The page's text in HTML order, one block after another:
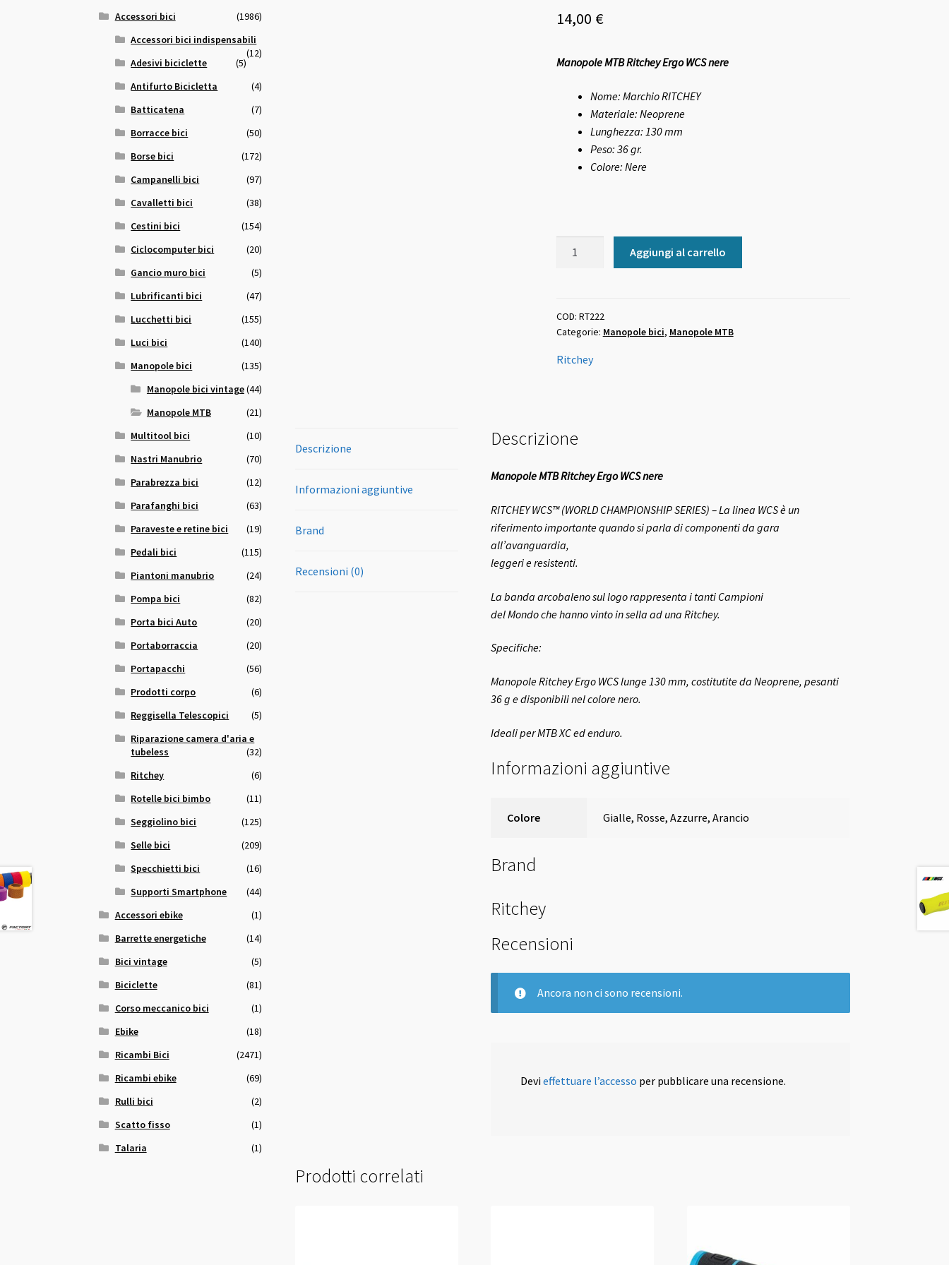
14,00 €
Manopole MTB Ritchey Ergo WCS nere
Nome: MarchioRITCHEY
Materiale: Neoprene
Lunghezza: 130 mm
Peso: 36 gr.
Colore: Nere
WCS
nere
Aggiungi al carrello
COD: RT222
Categorie: Manopole bici, Manopole MTB
Ritchey
Descrizione
Informazioni aggiuntive
Brand
Recensioni (0)
Descrizione
Manopole MTB Ritchey Ergo WCS nere
RITCHEY WCS™ (WORLD CHAMPIONSHIP SERIES) – La linea WCS è un
riferimento importante quando si parla di componenti da gara
all’avanguardia,
leggeri e resistenti.
La banda arcobaleno sul logo rappresenta i tanti Campioni
del Mondo che hanno vinto in sella ad una Ritchey.
Specifiche:
Manopole Ritchey Ergo WCS lunge 130 mm, costitutite da Neoprene, pesanti
36 g e disponibili nel colore nero.
Ideali per MTB XC ed enduro.
Informazioni aggiuntive
Colore Gialle, Rosse, Azzurre, Arancio
Brand
Ritchey
Recensioni
Ancora non ci sono recensioni.
Devieffettuare l’accesso per pubblicare una recensione.
Prodotti correlati
Accessori bici
(1986)
Accessori bici indispensabili
(12)
Adesivi biciclette
(5)
Antifurto Bicicletta
(4)
Batticatena
(7)
Borracce bici
(50)
Borse bici
(172)
Campanelli bici
(97)
Cavalletti bici
(38)
Cestini bici
(154)
Ciclocomputer bici
(20)
Gancio muro bici
(5)
Lubrificanti bici
(47)
Lucchetti bici
(155)
Luci bici
(140)
Manopole bici
(135)
Manopole bici vintage(44)
Manopole MTB
(21)
Multitool bici
(10)
Nastri Manubrio
(70)
Parabrezza bici
(12)
Parafanghi bici
(63)
Paraveste e retine bici
(19)
Pedali bici
(115)
Piantoni manubrio
(24)
Pompa bici
(82)
Porta bici Auto
(20)
Portaborraccia
(20)
Portapacchi
(56)
Prodotti corpo
(6)
Reggisella Telescopici
(5)
Riparazione camera d'aria e
tubeless
(32)
Ritchey
(6)
Rotelle bici bimbo
(11)
Seggiolino bici
(125)
Selle bici
(209)
Specchietti bici
(16)
Supporti Smartphone
(44)
Accessori ebike
(1)
Barrette energetiche
(14)
Bici vintage
(5)
Biciclette
(81)
Corso meccanico bici
(1)
Ebike
(18)
Ricambi Bici
(2471)
Ricambi ebike
(69)
Rulli bici
(2)
Scatto fisso
(1)
Talaria
(1)